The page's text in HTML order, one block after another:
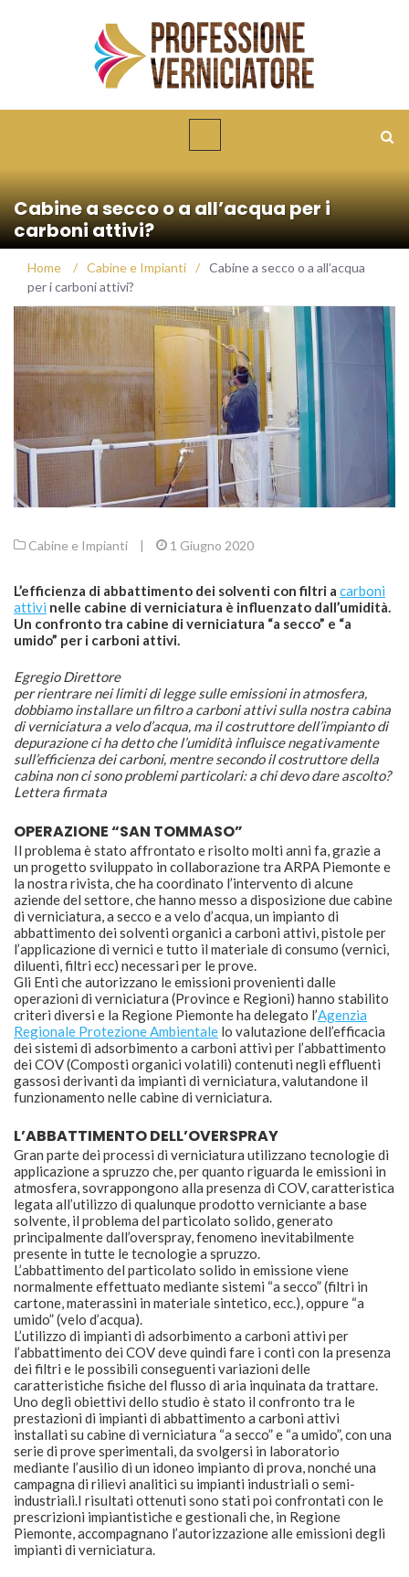
Cabine a secco o a all’acqua per i
carboni attivi?
Home / Cabine e Impianti / Cabine a secco o a all’acqua
per i carboni attivi?
Cabine e Impianti | 1 Giugno 2020
L’efficienza di abbattimento dei solventi con filtri a carboni
attivi nelle cabine di verniciatura è influenzato dall’umidità.
Un confronto tra cabine di verniciatura “a secco” e “a
umido” per i carboni attivi.
Egregio Direttore
per rientrare nei limiti di legge sulle emissioni in atmosfera,
dobbiamo installare un filtro a carboni attivi sulla nostra cabina
di verniciatura a velo d’acqua, ma il costruttore dell’impianto di
depurazione ci ha detto che l’umidità influisce negativamente
sull’efficienza dei carboni, mentre secondo il costruttore della
cabina non ci sono problemi particolari: a chi devo dare ascolto?
Lettera firmata
OPERAZIONE “SAN TOMMASO”
Il problema è stato affrontato e risolto molti anni fa, grazie a
un progetto sviluppato in collaborazione tra ARPA Piemonte e
la nostra rivista, che ha coordinato l’intervento di alcune
aziende del settore, che hanno messo a disposizione due cabine
di verniciatura, a secco e a velo d’acqua, un impianto di
abbattimento dei solventi organici a carboni attivi, pistole per
l’applicazione di vernici e tutto il materiale di consumo (vernici,
diluenti, filtri ecc) necessari per le prove.
Gli Enti che autorizzano le emissioni provenienti dalle
operazioni di verniciatura (Province e Regioni) hanno stabilito
criteri diversi e la Regione Piemonte ha delegato l’Agenzia
Regionale Protezione Ambientale lo valutazione dell’efficacia
dei sistemi di adsorbimento a carboni attivi per l’abbattimento
dei COV (Composti organici volatili) contenuti negli effluenti
gassosi derivanti da impianti di verniciatura, valutandone il
funzionamento nelle cabine di verniciatura.
L’ABBATTIMENTO DELL’OVERSPRAY
Gran parte dei processi di verniciatura utilizzano tecnologie di
applicazione a spruzzo che, per quanto riguarda le emissioni in
atmosfera, sovrappongono alla presenza di COV, caratteristica
legata all’utilizzo di qualunque prodotto verniciante a base
solvente, il problema del particolato solido, generato
principalmente dall’overspray, fenomeno inevitabilmente
presente in tutte le tecnologie a spruzzo.
L’abbattimento del particolato solido in emissione viene
normalmente effettuato mediante sistemi “a secco” (filtri in
cartone, materassini in materiale sintetico, ecc.), oppure “a
umido” (velo d’acqua).
L’utilizzo di impianti di adsorbimento a carboni attivi per
l’abbattimento dei COV deve quindi fare i conti con la presenza
dei filtri e le possibili conseguenti variazioni delle
caratteristiche fisiche del flusso di aria inquinata da trattare.
Uno degli obiettivi dello studio è stato il confronto tra le
prestazioni di impianti di abbattimento a carboni attivi
installati su cabine di verniciatura “a secco” e “a umido”, con una
serie di prove sperimentali, da svolgersi in laboratorio
mediante l’ausilio di un idoneo impianto di prova, nonché una
campagna di rilievi analitici su impianti industriali o semi-
industriali.I risultati ottenuti sono stati poi confrontati con le
prescrizioni impiantistiche e gestionali che, in Regione
Piemonte, accompagnano l’autorizzazione alle emissioni degli
impianti di verniciatura.